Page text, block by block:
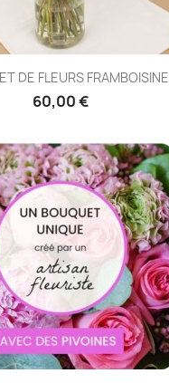
DE FLEURS FRAMBOISINE
60,00 €